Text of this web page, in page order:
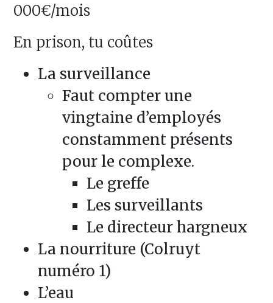
000€/mois
En prison, tu coûtes
La surveillance
Faut compter une
vingtaine d’employés
constamment présents
pour le complexe.
Le greffe
Les surveillants
Le directeur hargneux
La nourriture (Colruyt
numéro 1)
L’eau